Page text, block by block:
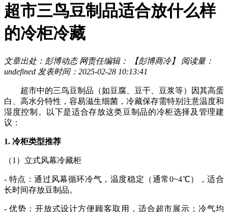
超市三鸟豆制品适合放什么样
的冷柜冷藏
文章出处：彭博动态 网责任编辑： 【彭博商冷】 阅读量：
undefined 发表时间：2025-02-28 10:13:41
超市中的三鸟豆制品（如豆腐、豆干、豆浆等）因其高蛋
白、高水分特性，容易滋生细菌，冷藏保存需特别注意温度和
湿度控制。以下是适合存放这类豆制品的冷柜选择及管理建
议：
1. 冷柜类型推荐
（1）立式风幕冷藏柜
- 特点：通过风幕循环冷气，温度稳定（通常0~4℃），适合
长时间存放豆制品。
- 优势：开放式设计方便顾客取用，适合超市展示；冷气均